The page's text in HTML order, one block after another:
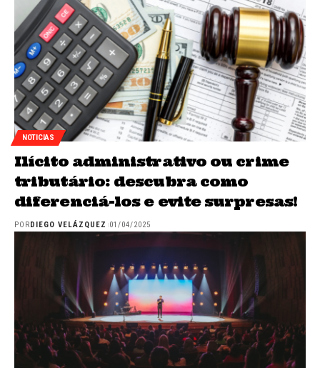
NOTICIAS
Ilícito administrativo ou crime
tributário: descubra como
diferenciá-los e evite surpresas!
PORDIEGO VELÁZQUEZ 01/04/2025